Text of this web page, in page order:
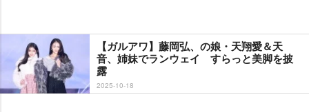
【ガルアワ】藤岡弘、の娘・天翔愛＆天
音、姉妹でランウェイ すらっと美脚を披
露
2025-10-18